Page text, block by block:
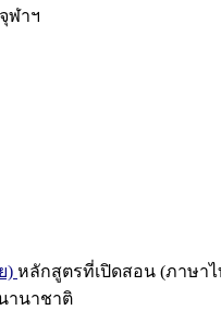
ฬาฯ
) หลักสูตรที่เปิดสอน (ภาษาไ
านาชาติ